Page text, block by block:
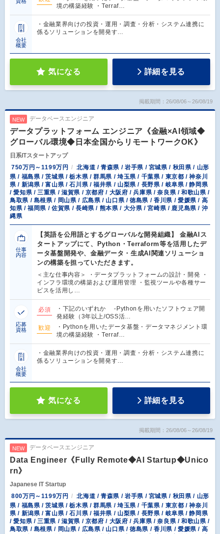
境の構築経験 ・Terraf…
会社
概要
・金融業界向けの投資・運用・調査・分析・システム連携に
係るソリューションを開発す…
気になる 詳細を見る
掲載期間：26/08/06～26/08/19
NEW データベースエンジニア
データプラットフォーム エンジニア《金融×AI領域◆
グローバル環境◆日本全国からリモートワークOK》
日系ITスタートアップ
750万円～1199万円
北海道 / 青森県 / 岩手県 / 宮城県 / 秋田県 / 山形
県 / 福島県 / 茨城県 / 栃木県 / 群馬県 / 埼玉県 / 千葉県 / 東京都 / 神奈川
県 / 新潟県 / 富山県 / 石川県 / 福井県 / 山梨県 / 長野県 / 岐阜県 / 静岡県
/ 愛知県 / 三重県 / 滋賀県 / 京都府 / 大阪府 / 兵庫県 / 奈良県 / 和歌山県 /
鳥取県 / 島根県 / 岡山県 / 広島県 / 山口県 / 徳島県 / 香川県 / 愛媛県 / 高
知県 / 福岡県 / 佐賀県 / 長崎県 / 熊本県 / 大分県 / 宮崎県 / 鹿児島県 / 沖
縄県
仕事
内容
【英語を公用語とするグローバルな開発組織】 金融AIス
タートアップにて、Python・Terraform等を活用したデ
ータ基盤開発や、金融データ・生成AI関連ソリューショ
ンの構築を担っていただきます。
＜主な仕事内容＞ ・データプラットフォームの設計・開発 ・
インフラ環境の構築および運用管理 ・監視ツールや各種サー
ビスを活用し…
応募
資格
必須
・下記のいずれか -Pythonを用いたソフトウェア開
発経験（3年以上/OSS活…
歓迎
・Pythonを用いたデータ基盤・データマネジメント環
境の構築経験 ・Terraf…
会社
概要
・金融業界向けの投資・運用・調査・分析・システム連携に
係るソリューションを開発す…
気になる 詳細を見る
掲載期間：26/08/06～26/08/19
NEW データベースエンジニア
Data Engineer《Fully Remote◆AI Startup◆Unico
rn》
Japanese IT Startup
800万円～1199万円
北海道 / 青森県 / 岩手県 / 宮城県 / 秋田県 / 山形
県 / 福島県 / 茨城県 / 栃木県 / 群馬県 / 埼玉県 / 千葉県 / 東京都 / 神奈川
県 / 新潟県 / 富山県 / 石川県 / 福井県 / 山梨県 / 長野県 / 岐阜県 / 静岡県
/ 愛知県 / 三重県 / 滋賀県 / 京都府 / 大阪府 / 兵庫県 / 奈良県 / 和歌山県 /
鳥取県 / 島根県 / 岡山県 / 広島県 / 山口県 / 徳島県 / 香川県 / 愛媛県 / 高